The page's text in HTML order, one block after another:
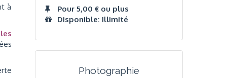
à
Pour 5,00 € ou plus
Disponible: Illimité
Photographie